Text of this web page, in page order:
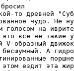
то древней
чудо. Не
голосом на
все не такие
V-образный
А
ездит эта